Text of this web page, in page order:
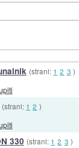
(strani: 1 2 3 )
(strani: 1 2 )
330 (strani: 1 2 3 )